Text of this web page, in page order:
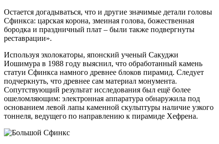
Остается догадываться, что и другие значимые детали головы
Сфинкса: царская корона, змеиная голова, божественная
бородка и праздничный плат – были также подвергнуты
реставрации».
Используя эхолокаторы, японский ученый Сакуджи
Иошимура в 1988 году выяснил, что обработанный камень
статуи Сфинкса намного древнее блоков пирамид. Следует
подчеркнуть, что древнее сам материал монумента.
Сопутствующий результат исследования был ещё более
ошеломляющим: электронная аппаратура обнаружила под
основанием левой лапы каменной скульптуры наличие узкого
тоннеля, ведущего по направлению к пирамиде Хефрена.